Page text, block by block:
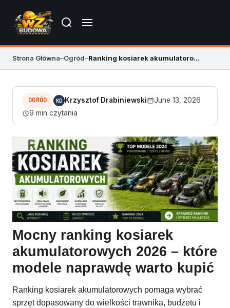
Strona Główna–Ogród– Ranking kosiarek akumulatorowych 2026 – mocne TOP modele
OGRÓD KD Krzysztof Drabiniewski
June 13, 2026
9 min czytania
Mocny ranking kosiarek
akumulatorowych 2026 – które
modele naprawdę warto kupić
Ranking kosiarek akumulatorowych pomaga wybrać
sprzęt dopasowany do wielkości trawnika, budżetu i